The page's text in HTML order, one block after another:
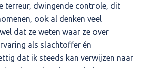
terreur, dwingende controle, dit
ook al denken veel
dat ze weten waar ze over
als slachtoffer én
dat ik steeds kan verwijzen naar